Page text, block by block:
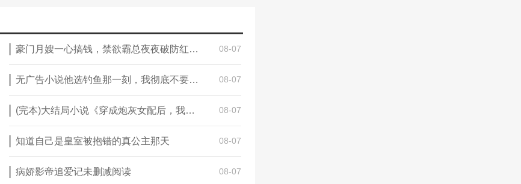
豪门月嫂一心搞钱，禁欲霸总夜夜破防红温未删减阅读 08-07
无广告小说他选钓鱼那一刻，我彻底不要这个家 李招娣陈军念念在线阅读 08-07
(完本)大结局小说《穿成炮灰女配后，我靠产品经理思维逆袭了》在线阅读 08-07
知道自己是皇室被抱错的真公主那天 08-07
病娇影帝追爱记未删减阅读 08-07